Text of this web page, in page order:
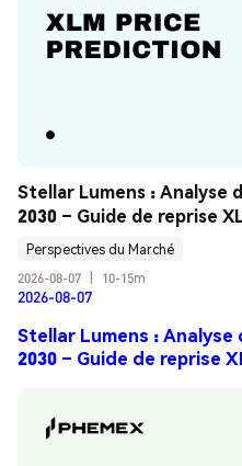
Stellar Lumens : Analyse
2030 – Guide de reprise
Perspectives du Marché
2026-08-07
10-15m
2026-08-07
Stellar Lumens : Analyse
2030 – Guide de reprise